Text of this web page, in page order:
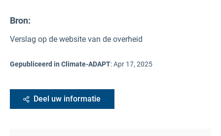
Bron:
Verslag op de website van de overheid
Gepubliceerd in Climate-ADAPT:Apr 17, 2025
Deel uw informatie